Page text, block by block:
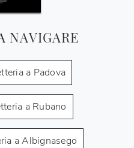
NAVIGARE
a Padova
a Rubano
a Albignasego